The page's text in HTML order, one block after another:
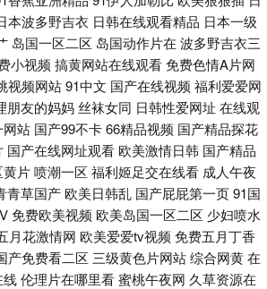
本波多野吉衣 日韩在线观看精品 日本一级
岛国一区二区 岛国动作片在 波多野吉衣三
小视频 搞黄网站在线观看免费色情A片网
视频网站91中文 国产在线视频 福利爱爱网
朋友的妈妈丝袜女同 日韩性爱网址 在线观
网站 国产99不卡66精品视频 国产精品探花
国产在线网址观看 欧美激情日韩 国产精品
黄片喷潮一区 福利姬足交在线看 成人午夜
青草国产 欧美日韩乱 国产屁屁第一页91国
免费欧美视频 欧美岛国一区二区 少妇喷水
月花激情网 欧美爱爱tv视频 免费五月丁香
产免费看二区 三级黄色片网站综合网黄在
线伦理片在哪里看蜜桃午夜网 久草资源在